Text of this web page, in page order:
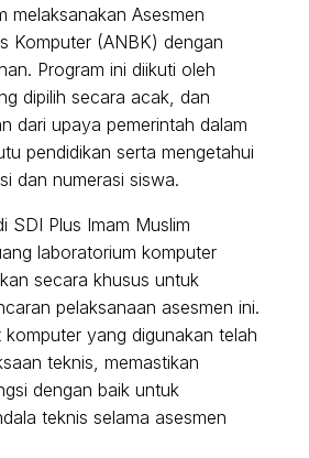
melaksanakan Asesmen
Komputer (ANBK) dengan
Program ini diikuti oleh
dipilih secara acak, dan
dari upaya pemerintah dalam
pendidikan serta mengetahui
dan numerasi siswa.
SDI Plus Imam Muslim
laboratorium komputer
secara khusus untuk
pelaksanaan asesmen ini.
komputer yang digunakan telah
teknis, memastikan
dengan baik untuk
teknis selama asesmen